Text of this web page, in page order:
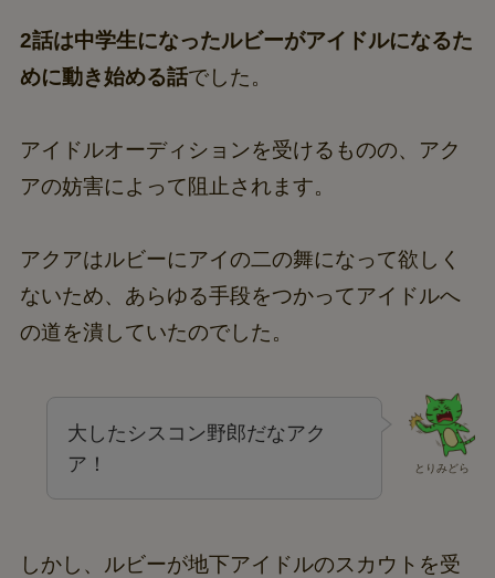
2話は中学生になったルビーがアイドルになるた
めに動き始める話でした。
アイドルオーディションを受けるものの、アク
アの妨害によって阻止されます。
アクアはルビーにアイの二の舞になって欲しく
ないため、あらゆる手段をつかってアイドルへ
の道を潰していたのでした。
とりみどら
大したシスコン野郎だなアク
ア！
しかし、ルビーが地下アイドルのスカウトを受